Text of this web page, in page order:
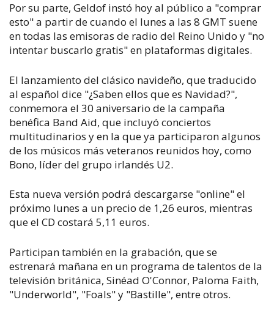
Por su parte, Geldof instó hoy al público a "comprar
esto" a partir de cuando el lunes a las 8 GMT suene
en todas las emisoras de radio del Reino Unido y "no
intentar buscarlo gratis" en plataformas digitales.
El lanzamiento del clásico navideño, que traducido
al español dice "¿Saben ellos que es Navidad?",
conmemora el 30 aniversario de la campaña
benéfica Band Aid, que incluyó conciertos
multitudinarios y en la que ya participaron algunos
de los músicos más veteranos reunidos hoy, como
Bono, líder del grupo irlandés U2.
Esta nueva versión podrá descargarse "online" el
próximo lunes a un precio de 1,26 euros, mientras
que el CD costará 5,11 euros.
Participan también en la grabación, que se
estrenará mañana en un programa de talentos de la
televisión británica, Sinéad O'Connor, Paloma Faith,
"Underworld", "Foals" y "Bastille", entre otros.